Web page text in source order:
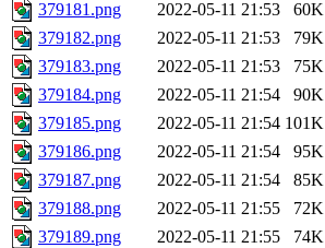
379181.png
2022-05-11 21:53
60K
379182.png
2022-05-11 21:53
79K
379183.png
2022-05-11 21:53
75K
379184.png
2022-05-11 21:54
90K
379185.png
2022-05-11 21:54 101K
379186.png
2022-05-11 21:54
95K
379187.png
2022-05-11 21:54
85K
379188.png
2022-05-11 21:55
72K
379189.png
2022-05-11 21:55
74K